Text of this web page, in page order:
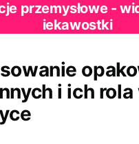
przemysłowe -
iekawostki
i ich rola